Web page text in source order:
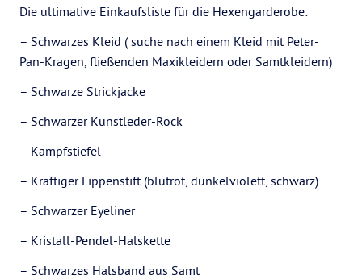
Die ultimative Einkaufsliste für die Hexengarderobe:
– Schwarzes Kleid ( suche nach einem Kleid mit Peter-
Pan-Kragen, fließenden Maxikleidern oder Samtkleidern)
– Schwarze Strickjacke
– Schwarzer Kunstleder-Rock
– Kampfstiefel
– Kräftiger Lippenstift (blutrot, dunkelviolett, schwarz)
– Schwarzer Eyeliner
– Kristall-Pendel-Halskette
– Schwarzes Halsband aus Samt